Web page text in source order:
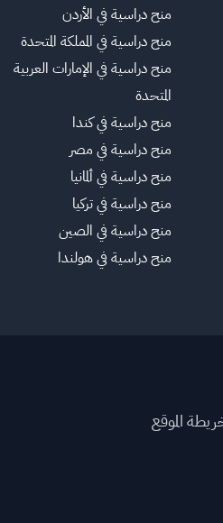
منح دراسية في الأردن
منح دراسية في المملكة المتحدة
منح دراسية في الإمارات العربية
المتحدة
منح دراسية في كندا
منح دراسية في مصر
منح دراسية في ألمانيا
منح دراسية في تركيا
منح دراسية في الصين
منح دراسية في هولندا
الموقع